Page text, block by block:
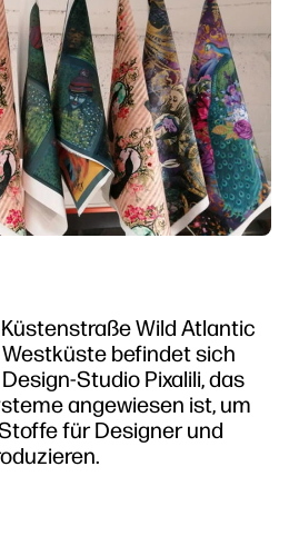
Wild Atlantic
befindet sich
Studio Pixalili, das
angewiesen ist, um
für Designer und